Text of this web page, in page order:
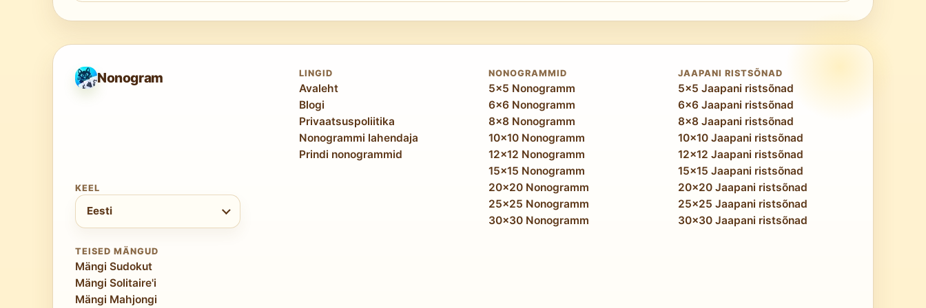
Nonogram
KEEL
Vali keel
Eesti
LINGID
Avaleht
Blogi
Privaatsuspoliitika
Nonogrammi lahendaja
Prindi nonogrammid
NONOGRAMMID
5x5 Nonogramm
6x6 Nonogramm
8x8 Nonogramm
10x10 Nonogramm
12x12 Nonogramm
15x15 Nonogramm
20x20 Nonogramm
25x25 Nonogramm
30x30 Nonogramm
JAAPANI RISTSÕNAD
5x5 Jaapani ristsõnad
6x6 Jaapani ristsõnad
8x8 Jaapani ristsõnad
10x10 Jaapani ristsõnad
12x12 Jaapani ristsõnad
15x15 Jaapani ristsõnad
20x20 Jaapani ristsõnad
25x25 Jaapani ristsõnad
30x30 Jaapani ristsõnad
TEISED MÄNGUD
Mängi Sudokut
Mängi Solitaire'i
Mängi Mahjongi